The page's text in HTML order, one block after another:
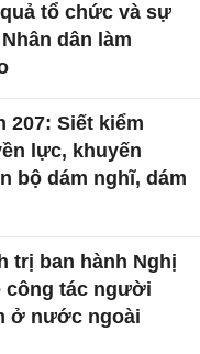
quả tổ chức và sự
dân làm
207: Siết kiểm
lực, khuyến
bộ dám nghĩ, dám
trị ban hành Nghị
công tác người
ở nước ngoài